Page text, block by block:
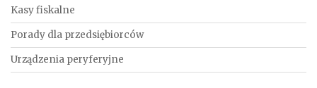
Kasy fiskalne
Porady dla przedsiębiorców
Urządzenia peryferyjne